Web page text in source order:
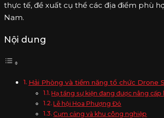
thực tế, đề xuất cụ thể các địa điểm phù
Nam.
Nội dung
Hải Phòng và tiềm năng tổ chức Drone
Hạ tầng sự kiện đang được nâng
Lễ hội Hoa Phượng Đỏ
Cụm cảng và khu công nghiệp